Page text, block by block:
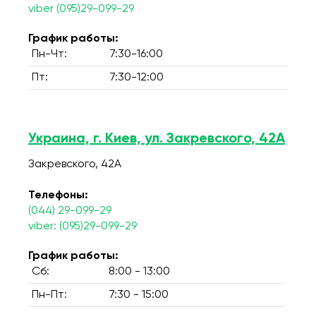
viber (095)29-099-29
График работы:
Пн-Чт:
7:30-16:00
Пт: 7:30-12:00
Украина, г. Киев, ул. Закревского, 42А
Закревского, 42А
Телефоны:
(044) 29-099-29
viber: (095)29-099-29
График работы:
Сб:
8:00 - 13:00
Пн-Пт: 7:30 - 15:00